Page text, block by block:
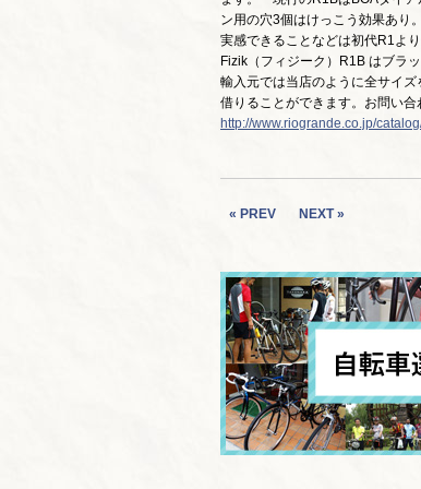
ン用の穴3個はけっこう効果あり
実感できることなどは初代R1よ
Fizik（フィジーク）R1B はブラ
輸入元では当店のように全サイ
借りることができます。お問い
http://www.riogrande.co.jp/
« PREV NEXT »